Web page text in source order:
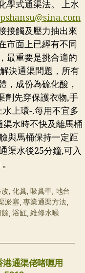
學式通渠法。 上水
接觸及壓力抽出來
市面上已經有不同
最重要是挑合適的
決通渠問題，所有
，成份為硫化酸，
劑先穿保護衣物,手
上環-.每用不宜多
水時不快及離馬桶
與馬桶保持一定距
渠水後25分鐘,可入
, 化糞, 吸糞車, 地台
淤塞,專業通渠方法,
,浴缸,維修水喉
通渠佬啫喱用